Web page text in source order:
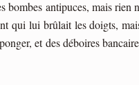
antipuces, mais
qui lui brûlait les doigts,
et des déboires